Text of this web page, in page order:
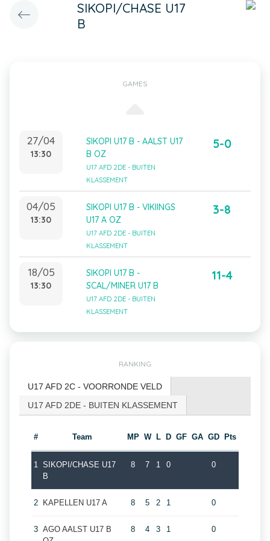
SIKOPI/CHASE U17
B
GAMES
27/04
13:30
SIKOPI U17 B - AALST U17
B OZ
U17 AFD 2DE - BUITEN
KLASSEMENT
5-0
04/05
13:30
SIKOPI U17 B - VIKIINGS
U17 A OZ
U17 AFD 2DE - BUITEN
KLASSEMENT
3-8
18/05
13:30
SIKOPI U17 B -
SCAL/MINER U17 B
U17 AFD 2DE - BUITEN
KLASSEMENT
11-4
RANKING
U17 AFD 2C - VOORRONDE VELD
U17 AFD 2DE - BUITEN KLASSEMENT
# Team MP W L D GF GA GD Pts
1 SIKOPI/CHASE U17
B
8 7 1 0 0
2 KAPELLEN U17 A 8 5 2 1 0
3 AGO AALST U17 B
8 4 3 1 0